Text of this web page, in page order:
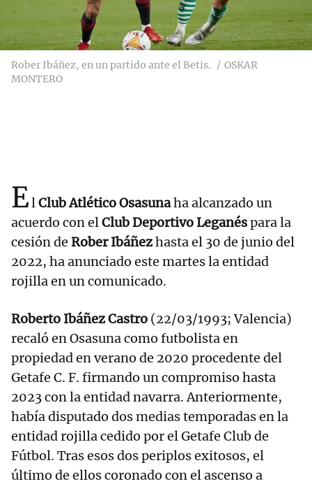
Rober Ibáñez, en un partido ante el Betis.
OSKAR
MONTERO
ElClub Atlético Osasunaha alcanzado un
acuerdo con elClub Deportivo Leganéspara la
cesión de Rober Ibáñezhasta el 30 de junio del
2022, ha anunciado este martes la entidad
rojilla en un comunicado.
Roberto Ibáñez Castro (22/03/1993; Valencia)
recaló en Osasuna como futbolista en
propiedad en verano de 2020 procedente del
Getafe C. F. firmando un compromiso hasta
2023 con la entidad navarra. Anteriormente,
había disputado dos medias temporadas en la
entidad rojilla cedido por el Getafe Club de
Fútbol. Tras esos dos periplos exitosos, el
último de ellos coronado con el ascenso a